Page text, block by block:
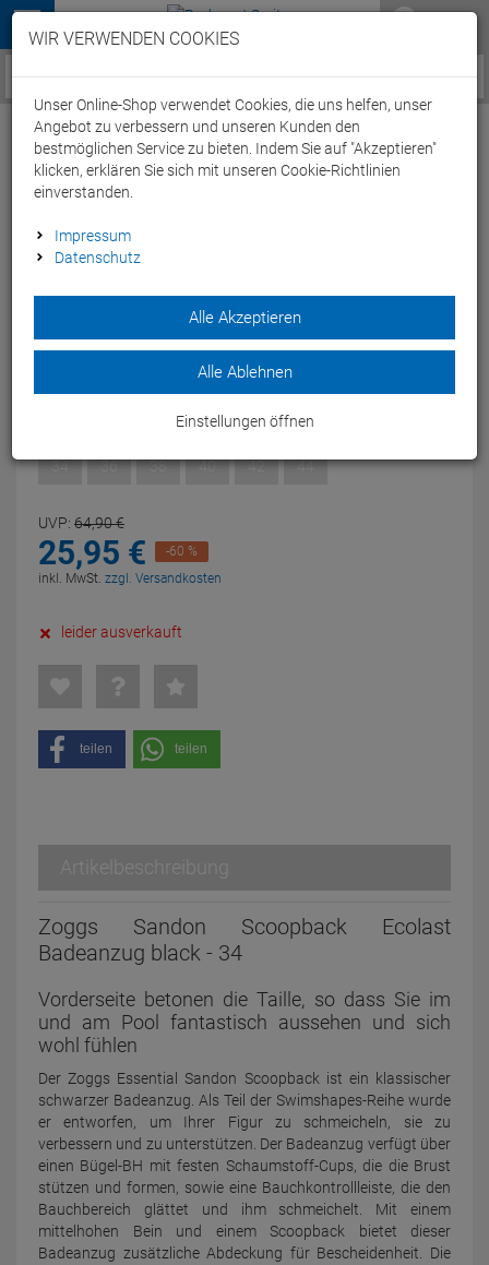
Menü
Service / Hilfe
Zoggs Sandon Scoopback Ecolast
Badeanzug black - 34
Der Zoggs Essential Sandon Scoopback ist ein klassischer
34
36 38 40 42 44
UVP: 64,90€
25,95 €
-60 %
inkl. MwSt. zzgl. Versandkosten
leider ausverkauft
teilen teilen
Artikelbeschreibung
Zoggs Sandon Scoopback Ecolast
Badeanzug black - 34
Vorderseite betonen die Taille, so dass Sie im
und am Pool fantastisch aussehen und sich
wohl fühlen
Der Zoggs Essential Sandon Scoopback ist ein klassischer
schwarzer Badeanzug. Als Teil der Swimshapes-Reihe wurde
er entworfen, um Ihrer Figur zu schmeicheln, sie zu
verbessern und zu unterstützen. Der Badeanzug verfügt über
einen Bügel-BH mit festen Schaumstoff-Cups, die die Brust
stützen und formen, sowie eine Bauchkontrollleiste, die den
Bauchbereich glättet und ihm schmeichelt. Mit einem
mittelhohen Bein und einem Scoopback bietet dieser
Badeanzug zusätzliche Abdeckung für Bescheidenheit. Die
WIR VERWENDEN COOKIES
Unser Online-Shop verwendet Cookies, die uns helfen, unser
Angebot zu verbessern und unseren Kunden den
bestmöglichen Service zu bieten. Indem Sie auf "Akzeptieren"
klicken, erklären Sie sich mit unseren Cookie-Richtlinien
einverstanden.
Impressum
Datenschutz
Alle Akzeptieren
Alle Ablehnen
Einstellungen öffnen